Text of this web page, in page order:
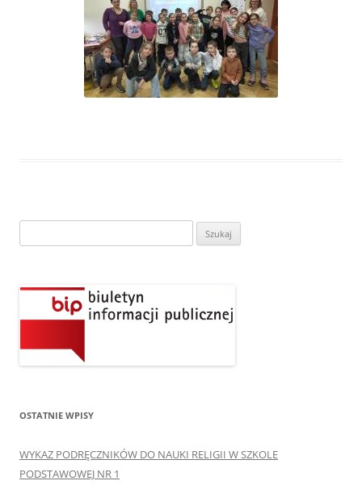
OSTATNIE WPISY
WYKAZ PODRĘCZNIKÓW DO NAUKI RELIGII W SZKOLE
PODSTAWOWEJ NR 1